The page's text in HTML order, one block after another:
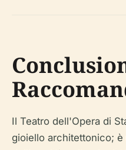
Il Teatro dell'Opera di
gioiello architettonico;